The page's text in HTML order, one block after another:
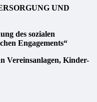
UND
des sozialen
Engagements“
Vereinsanlagen, Kinder-